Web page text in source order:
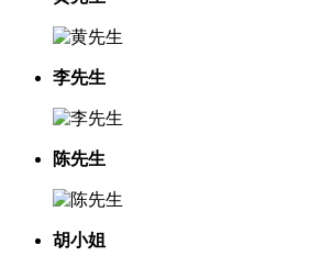
李先生
陈先生
胡小姐